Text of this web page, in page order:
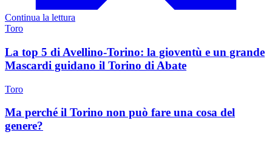
Continua la lettura
Toro
La top 5 di Avellino-Torino: la gioventù e un grande
Mascardi guidano il Torino di Abate
Toro
Ma perché il Torino non può fare una cosa del
genere?